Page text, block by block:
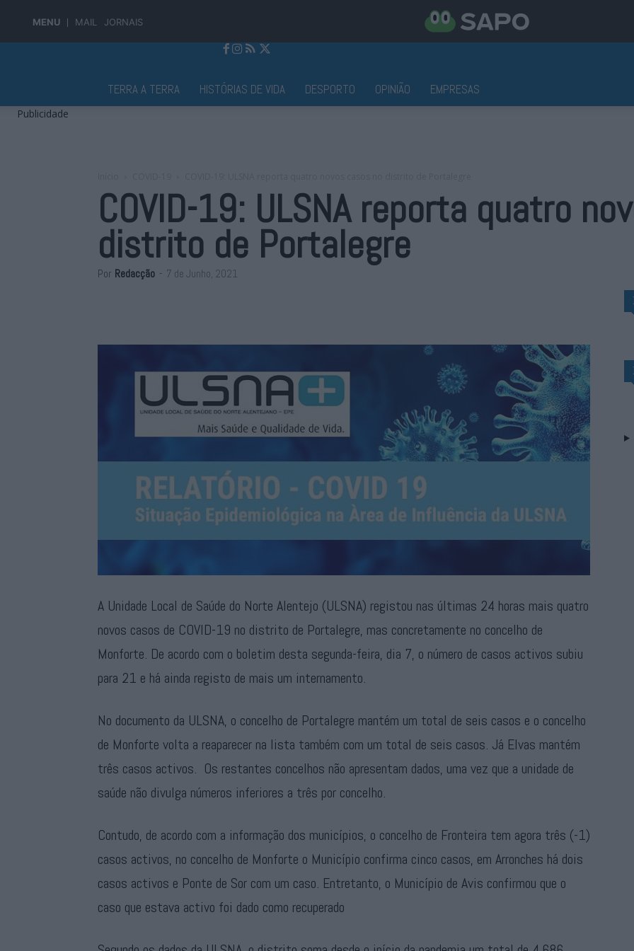
MENU MAIL JORNAIS
TERRA A TERRA HISTÓRIAS DE VIDA DESPORTO OPINIÃO EMPRESAS
Publicidade
COVID-19: ULSNA reporta quatro
distrito de Portalegre
Por Redacção - 7 de Junho, 2021
A Unidade Local de Saúde do Norte Alentejo (ULSNA) registou nas últimas 24 horas mais quatro
novos casos de COVID-19 no distrito de Portalegre, mas concretamente no concelho de
Monforte. De acordo com o boletim desta segunda-feira, dia 7, o número de casos activos subiu
para 21 e há ainda registo de mais um internamento.
No documento da ULSNA, o concelho de Portalegre mantém um total de seis casos e o concelho
de Monforte volta a reaparecer na lista também com um total de seis casos. Já Elvas mantém
três casos activos. Os restantes concelhos não apresentam dados, uma vez que a unidade de
saúde não divulga números inferiores a três por concelho.
Contudo, de acordo com a informação dos municípios, o concelho de Fronteira tem agora três (-1)
casos activos, no concelho de Monforte o Município confirma cinco casos, em Arronches há dois
casos activos e Ponte de Sor com um caso. Entretanto, o Município de Avis confirmou que o
caso que estava activo foi dado como recuperado